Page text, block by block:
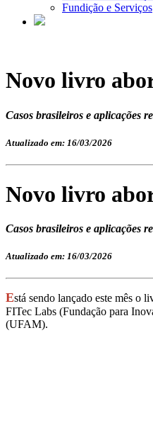
Fundição e Serviços
Novo livro
Casos brasileiros e aplicações
Atualizado em: 16/03/2026
Novo livro
Casos brasileiros e aplicações
Atualizado em: 16/03/2026
Está sendo lançado este mês o
FITec Labs (Fundação para
(UFAM).